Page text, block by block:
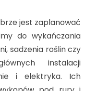
jest zaplanować
do wykańczania
sadzenia roślin czy
instalacji
i elektryka. Ich